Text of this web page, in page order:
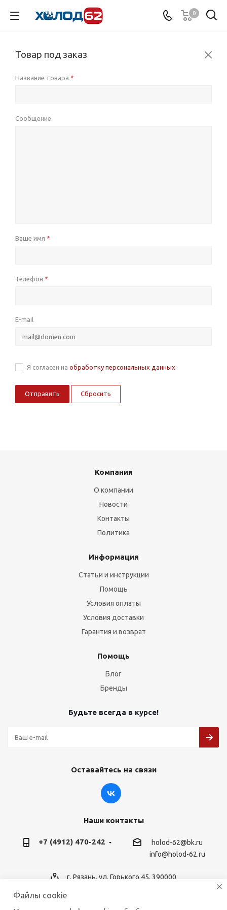
0
Товар под заказ
Название товара *
Сообщение
Ваше имя *
Телефон *
E-mail
Я согласен на обработку персональных данных
Сбросить
Компания
О компании
Новости
Контакты
Политика
Информация
Статьи и инструкции
Помощь
Условия оплаты
Условия доставки
Гарантия и возврат
Помощь
Блог
Бренды
Будьте всегда в курсе!
Оставайтесь на связи
Наши контакты
+7 (4912) 470-242
holod-62@bk.ru
info@holod-62.ru
г. Рязань, ул. Горького 45, 390000
Файлы cookie